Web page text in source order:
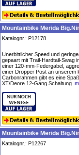
Mountainbike Merida
Katalognr.: P12178
Unerbittlicher Speed und
gepaart mit Trail-Hardtail-Swag
einer 120-mm-Federgabel,
einer Dropper Post an unserem
Carbonrahmen gibt es eine
XT/Deore 12-Gang Schaltung.
Mountainbike Merida
Katalognr.: P12267